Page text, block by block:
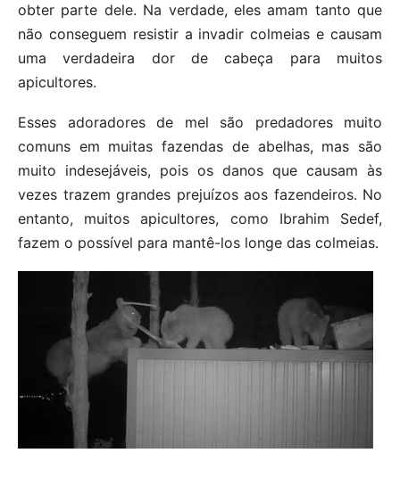
obter parte dele. Na verdade, eles amam tanto que
não conseguem resistir a invadir colmeias e causam
uma verdadeira dor de cabeça para muitos
apicultores.
Esses adoradores de mel são predadores muito
comuns em muitas fazendas de abelhas, mas são
muito indesejáveis, pois os danos que causam às
vezes trazem grandes prejuízos aos fazendeiros. No
entanto, muitos apicultores, como Ibrahim Sedef,
fazem o possível para mantê-los longe das colmeias.